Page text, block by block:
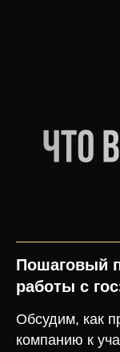
Пошаговый
работы с
Обсудим, как
компанию к